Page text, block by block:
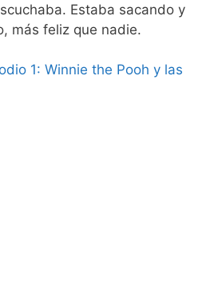
Estaba sacando y
más feliz que nadie.
1: Winnie the Pooh y las